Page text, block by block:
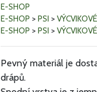
E-SHOP
E-SHOP > PSI >
E-SHOP > PSI >
Pevný materiál je
drápů.